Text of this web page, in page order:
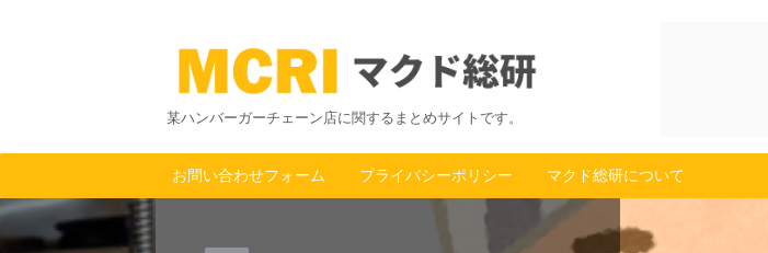
某ハンバーガーチェーン店に関するまとめサイトです。
お問い合わせフォーム プライバシーポリシー マクド総研について